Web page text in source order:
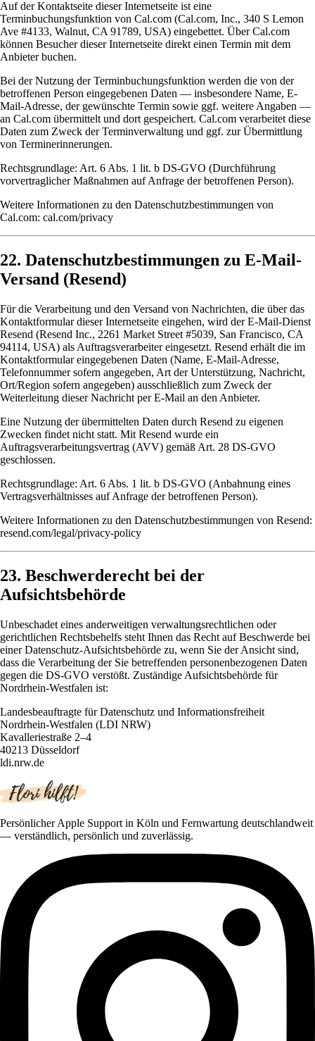
Auf der Kontaktseite dieser Internetseite ist eine
Terminbuchungsfunktion von Cal.com (Cal.com, Inc., 340 S Lemon
Ave #4133, Walnut, CA 91789, USA) eingebettet. Über Cal.com
können Besucher dieser Internetseite direkt einen Termin mit dem
Anbieter buchen.
Bei der Nutzung der Terminbuchungsfunktion werden die von der
betroffenen Person eingegebenen Daten — insbesondere Name, E-
Mail-Adresse, der gewünschte Termin sowie ggf. weitere Angaben —
an Cal.com übermittelt und dort gespeichert. Cal.com verarbeitet diese
Daten zum Zweck der Terminverwaltung und ggf. zur Übermittlung
von Terminerinnerungen.
Rechtsgrundlage: Art. 6 Abs. 1 lit. b DS-GVO (Durchführung
vorvertraglicher Maßnahmen auf Anfrage der betroffenen Person).
Weitere Informationen zu den Datenschutzbestimmungen von
Cal.com: cal.com/privacy
22. Datenschutzbestimmungen zu E-Mail-
Versand (Resend)
Für die Verarbeitung und den Versand von Nachrichten, die über das
Kontaktformular dieser Internetseite eingehen, wird der E-Mail-Dienst
Resend (Resend Inc., 2261 Market Street #5039, San Francisco, CA
94114, USA) als Auftragsverarbeiter eingesetzt. Resend erhält die im
Kontaktformular eingegebenen Daten (Name, E-Mail-Adresse,
Telefonnummer sofern angegeben, Art der Unterstützung, Nachricht,
Ort/Region sofern angegeben) ausschließlich zum Zweck der
Weiterleitung dieser Nachricht per E-Mail an den Anbieter.
Eine Nutzung der übermittelten Daten durch Resend zu eigenen
Zwecken findet nicht statt. Mit Resend wurde ein
Auftragsverarbeitungsvertrag (AVV) gemäß Art. 28 DS-GVO
geschlossen.
Rechtsgrundlage: Art. 6 Abs. 1 lit. b DS-GVO (Anbahnung eines
Vertragsverhältnisses auf Anfrage der betroffenen Person).
Weitere Informationen zu den Datenschutzbestimmungen von Resend:
resend.com/legal/privacy-policy
23. Beschwerderecht bei der
Aufsichtsbehörde
Unbeschadet eines anderweitigen verwaltungsrechtlichen oder
gerichtlichen Rechtsbehelfs steht Ihnen das Recht auf Beschwerde bei
einer Datenschutz-Aufsichtsbehörde zu, wenn Sie der Ansicht sind,
dass die Verarbeitung der Sie betreffenden personenbezogenen Daten
gegen die DS-GVO verstößt. Zuständige Aufsichtsbehörde für
Nordrhein-Westfalen ist:
Landesbeauftragte für Datenschutz und Informationsfreiheit
Nordrhein-Westfalen (LDI NRW)
Kavalleriestraße 2–4
40213 Düsseldorf
ldi.nrw.de
Persönlicher Apple Support in Köln und Fernwartung deutschlandweit
— verständlich, persönlich und zuverlässig.